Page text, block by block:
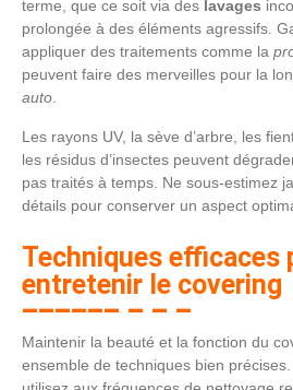
terme, que ce soit via des lavages
prolongée à des éléments agressifs.
appliquer des traitements comme la
peuvent faire des merveilles pour la
auto.
Les rayons UV, la sève d’arbre, les
les résidus d’insectes peuvent
pas traités à temps. Ne sous-estimez
détails pour conserver un aspect
Techniques efficaces
entretenir le covering
Maintenir la beauté et la fonction du
ensemble de techniques bien